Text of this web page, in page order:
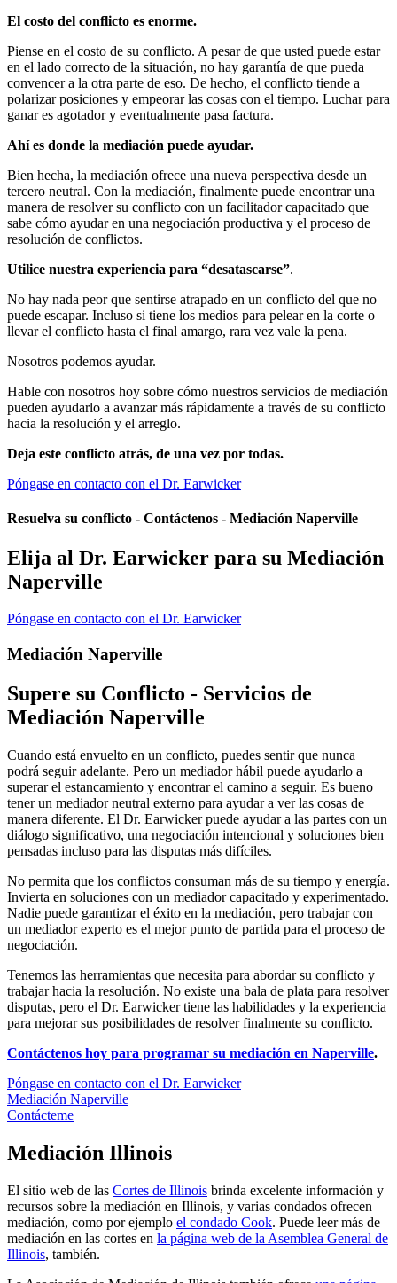
El costo del conflicto es enorme.
Piense en el costo de su conflicto. A pesar de que usted puede estar
en el lado correcto de la situación, no hay garantía de que pueda
convencer a la otra parte de eso. De hecho, el conflicto tiende a
polarizar posiciones y empeorar las cosas con el tiempo. Luchar para
ganar es agotador y eventualmente pasa factura.
Ahí es donde la mediación puede ayudar.
Bien hecha, la mediación ofrece una nueva perspectiva desde un
tercero neutral. Con la mediación, finalmente puede encontrar una
manera de resolver su conflicto con un facilitador capacitado que
sabe cómo ayudar en una negociación productiva y el proceso de
resolución de conflictos.
Utilice nuestra experiencia para “desatascarse”.
No hay nada peor que sentirse atrapado en un conflicto del que no
puede escapar. Incluso si tiene los medios para pelear en la corte o
llevar el conflicto hasta el final amargo, rara vez vale la pena.
Nosotros podemos ayudar.
Hable con nosotros hoy sobre cómo nuestros servicios de mediación
pueden ayudarlo a avanzar más rápidamente a través de su conflicto
hacia la resolución y el arreglo.
Deja este conflicto atrás, de una vez por todas.
Póngase en contacto con el Dr. Earwicker
Resuelva su conflicto - Contáctenos - Mediación Naperville
Elija al Dr. Earwicker para su Mediación
Naperville
Póngase en contacto con el Dr. Earwicker
Mediación Naperville
Supere su Conflicto - Servicios de
Mediación Naperville
Cuando está envuelto en un conflicto, puedes sentir que nunca
podrá seguir adelante. Pero un mediador hábil puede ayudarlo a
superar el estancamiento y encontrar el camino a seguir. Es bueno
tener un mediador neutral externo para ayudar a ver las cosas de
manera diferente. El Dr. Earwicker puede ayudar a las partes con un
diálogo significativo, una negociación intencional y soluciones bien
pensadas incluso para las disputas más difíciles.
No permita que los conflictos consuman más de su tiempo y energía.
Invierta en soluciones con un mediador capacitado y experimentado.
Nadie puede garantizar el éxito en la mediación, pero trabajar con
un mediador experto es el mejor punto de partida para el proceso de
negociación.
Tenemos las herramientas que necesita para abordar su conflicto y
trabajar hacia la resolución. No existe una bala de plata para resolver
disputas, pero el Dr. Earwicker tiene las habilidades y la experiencia
para mejorar sus posibilidades de resolver finalmente su conflicto.
Contáctenos hoy para programar su mediación en Naperville.
Póngase en contacto con el Dr. Earwicker
Mediación Naperville
Contácteme
Mediación Illinois
El sitio web de las Cortes de Illinois brinda excelente información y
recursos sobre la mediación en Illinois, y varias condados ofrecen
mediación, como por ejemplo el condado Cook. Puede leer más de
mediación en las cortes en la página web de la Asemblea General de
Illinois, también.